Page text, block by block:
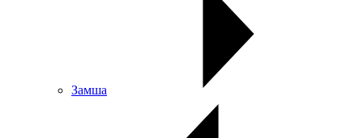
Замша